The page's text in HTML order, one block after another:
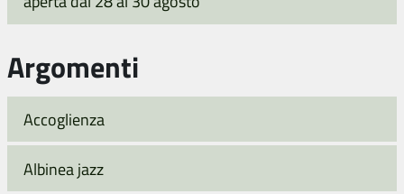
Argomenti
Accoglienza
Albinea jazz